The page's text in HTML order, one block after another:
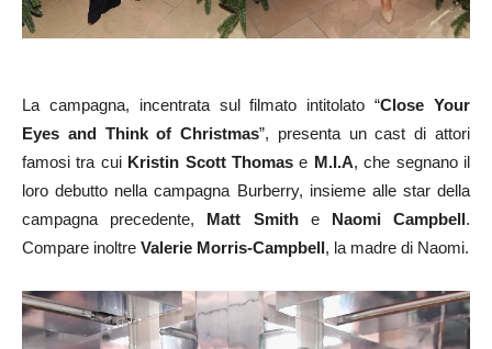
La campagna, incentrata sul filmato intitolato “Close Your
Eyes and Think of Christmas”, presenta un cast di attori
famosi tra cui Kristin Scott Thomas e M.I.A, che segnano il
loro debutto nella campagna Burberry, insieme alle star della
campagna precedente, Matt Smithe Naomi Campbell.
Compare inoltre Valerie Morris-Campbell, la madre di Naomi.